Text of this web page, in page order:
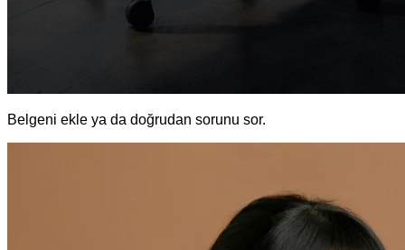
Belgeni ekle ya da doğrudan sorunu sor.